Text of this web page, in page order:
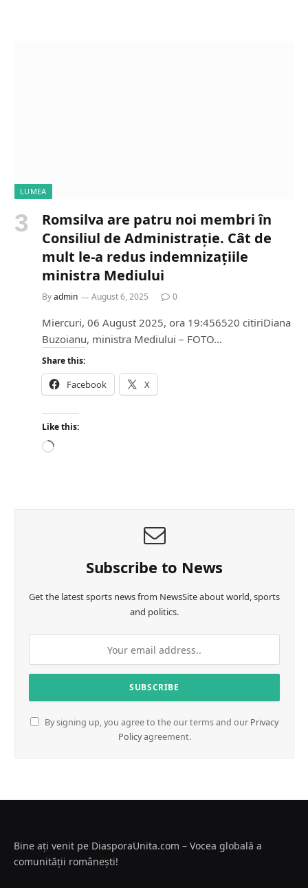
LUMEA
Romsilva are patru noi membri în
Consiliul de Administrație. Cât de
mult le-a redus indemnizațiile
ministra Mediului
Byadmin August 6, 2025 0
Miercuri, 06 August 2025, ora 19:456520 citiriDiana
Buzoianu, ministra Mediului – FOTO…
Share this:
Facebook X
Like this:
L
Subscribe to News
Get the latest sports news from NewsSite about world, sports
and politics.
By signing up, you agree to the our terms and our Privacy
Policyagreement.
Bine ați venit pe DiasporaUnita.com – Vocea globală a
comunității românești!